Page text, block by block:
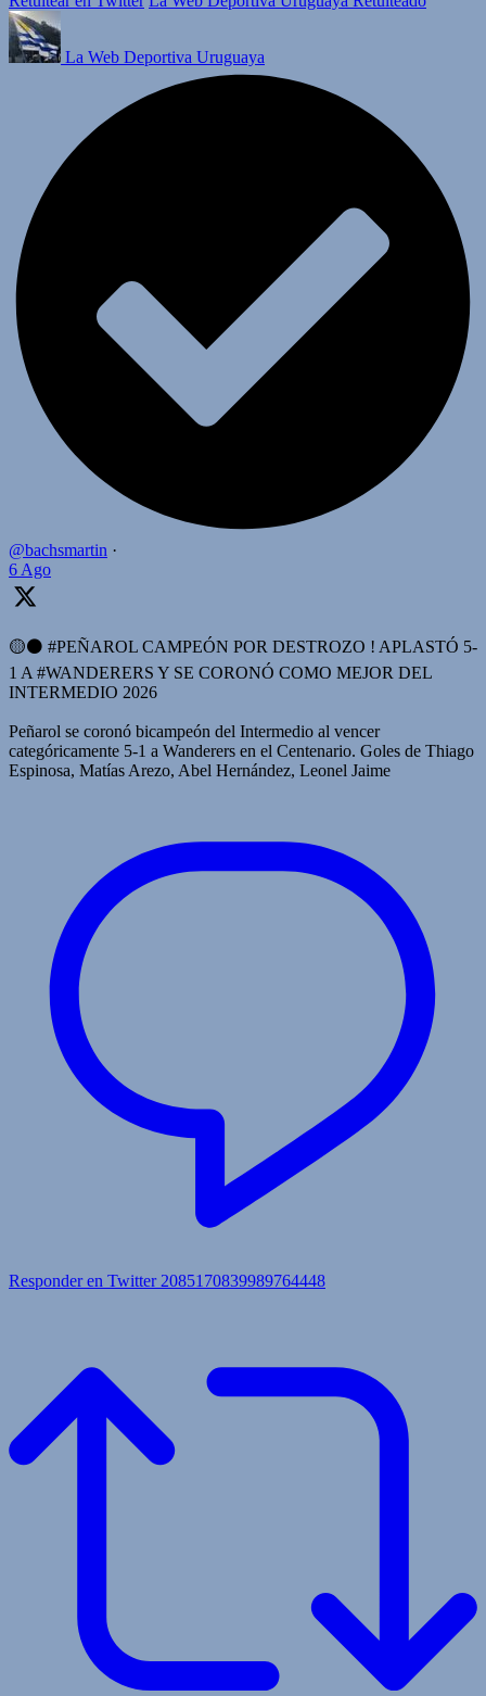
La Web Deportiva Uruguaya
@bachsmartin ·
6 Ago
🟡⚫️ #PEÑAROL CAMPEÓN POR DESTROZO ! APLASTÓ 5-
1 A #WANDERERS Y SE CORONÓ COMO MEJOR DEL
INTERMEDIO 2026
Peñarol se coronó bicampeón del Intermedio al vencer
categóricamente 5-1 a Wanderers en el Centenario. Goles de Thiago
Espinosa, Matías Arezo, Abel Hernández, Leonel Jaime
Responder en Twitter 2085170839989764448